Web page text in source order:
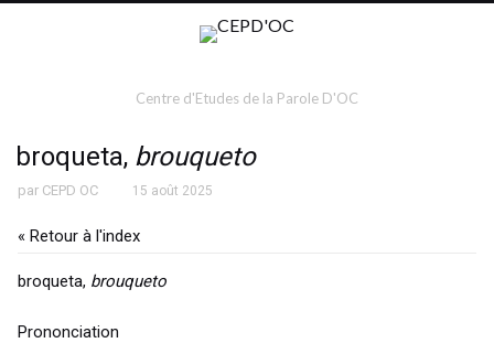
Centre d'Etudes de la Parole D'OC
broqueta, brouqueto
par CEPD OC 15 août 2025
« Retour à l'index
broqueta, brouqueto
Prononciation